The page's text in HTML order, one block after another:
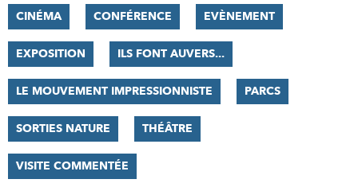
CINÉMA CONFÉRENCE EVÈNEMENT
EXPOSITION ILS FONT AUVERS...
LE MOUVEMENT IMPRESSIONNISTE PARCS
SORTIES NATURE THÉÂTRE
VISITE COMMENTÉE